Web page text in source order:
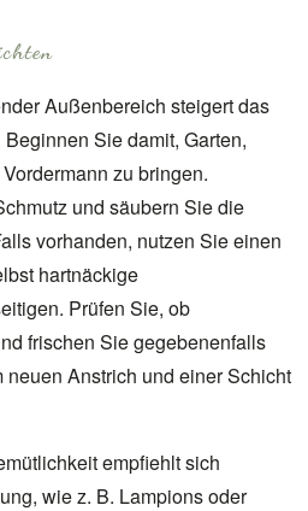
Außenbereich steigert das
Sie damit, Garten,
zu bringen.
und säubern Sie die
vorhanden, nutzen Sie einen
hartnäckige
Prüfen Sie, ob
frischen Sie gegebenenfalls
Anstrich und einer Schicht
empfiehlt sich
wie z. B. Lampions oder